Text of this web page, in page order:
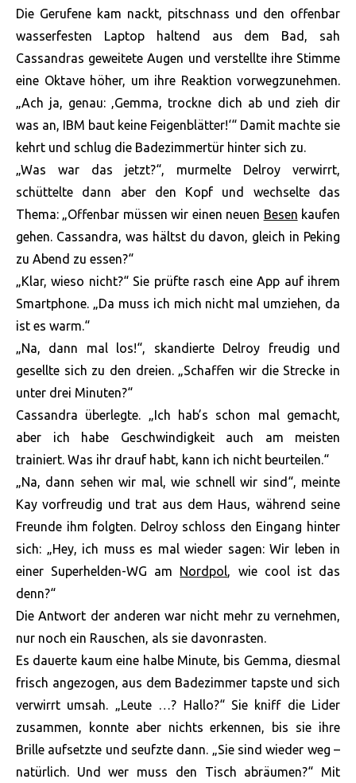
Die Gerufene kam nackt, pitschnass und den offenbar
wasserfesten Laptop haltend aus dem Bad, sah
Cassandras geweitete Augen und verstellte ihre Stimme
eine Oktave höher, um ihre Reaktion vorwegzunehmen.
„Ach ja, genau: ‚Gemma, trockne dich ab und zieh dir
was an, IBM baut keine Feigenblätter!‘“ Damit machte sie
kehrt und schlug die Badezimmertür hinter sich zu.
„Was war das jetzt?“, murmelte Delroy verwirrt,
schüttelte dann aber den Kopf und wechselte das
Thema: „Offenbar müssen wir einen neuen Besen kaufen
gehen. Cassandra, was hältst du davon, gleich in Peking
zu Abend zu essen?“
„Klar, wieso nicht?“ Sie prüfte rasch eine App auf ihrem
Smartphone. „Da muss ich mich nicht mal umziehen, da
ist es warm.“
„Na, dann mal los!“, skandierte Delroy freudig und
gesellte sich zu den dreien. „Schaffen wir die Strecke in
unter drei Minuten?“
Cassandra überlegte. „Ich hab’s schon mal gemacht,
aber ich habe Geschwindigkeit auch am meisten
trainiert. Was ihr drauf habt, kann ich nicht beurteilen.“
„Na, dann sehen wir mal, wie schnell wir sind“, meinte
Kay vorfreudig und trat aus dem Haus, während seine
Freunde ihm folgten. Delroy schloss den Eingang hinter
sich: „Hey, ich muss es mal wieder sagen: Wir leben in
einer Superhelden-WG am Nordpol, wie cool ist das
denn?“
Die Antwort der anderen war nicht mehr zu vernehmen,
nur noch ein Rauschen, als sie davonrasten.
Es dauerte kaum eine halbe Minute, bis Gemma, diesmal
frisch angezogen, aus dem Badezimmer tapste und sich
verwirrt umsah. „Leute …? Hallo?“ Sie kniff die Lider
zusammen, konnte aber nichts erkennen, bis sie ihre
Brille aufsetzte und seufzte dann. „Sie sind wieder weg –
natürlich. Und wer muss den Tisch abräumen?“ Mit